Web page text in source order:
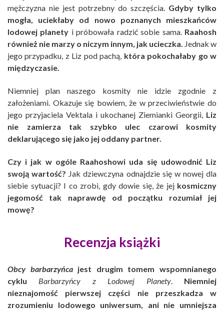
mężczyzna nie jest potrzebny do szczęścia. Gdyby tylko
mogła, uciekłaby od nowo poznanych mieszkańców
lodowej planety i próbowała radzić sobie sama. Raahosh
również nie marzy o niczym innym, jak ucieczka. Jednak w
jego przypadku, z Liz pod pachą, która pokochałaby go w
międzyczasie.
Niemniej plan naszego kosmity nie idzie zgodnie z
założeniami. Okazuje się bowiem, że w przeciwieństwie do
jego przyjaciela Vektala i ukochanej Ziemianki Georgii, Liz
nie zamierza tak szybko ulec czarowi kosmity
deklarującego się jako jej oddany partner.
Czy i jak w ogóle Raahoshowi uda się udowodnić Liz
swoją wartość? Jak dziewczyna odnajdzie się w nowej dla
siebie sytuacji? I co zrobi, gdy dowie się, że jej kosmiczny
jegomość tak naprawdę od początku rozumiał jej
mowę?
Recenzja książki
Obcy barbarzyńcajest drugim tomem wspomnianego
cyklu Barbarzyńcy z Lodowej Planety. Niemniej
nieznajomość pierwszej części nie przeszkadza w
zrozumieniu lodowego uniwersum, ani nie umniejsza